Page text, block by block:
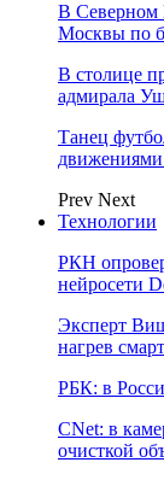
В Северном
Москвы по
В столице
адмирала
Танец
Prev Next
Технологии
РКН
нейросети
Эксперт
нагрев
РБК: в
CNet: в
очисткой